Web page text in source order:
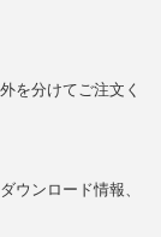
を分けてご注文く
ウンロード情報、